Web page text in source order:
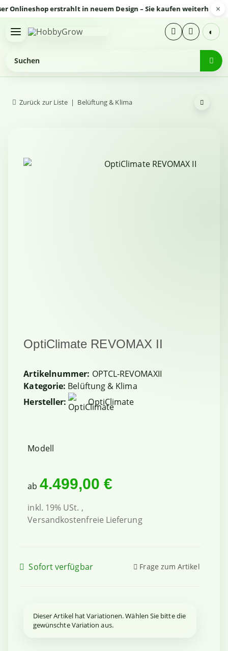
erstrahlt in neuem Design – Sie kaufen weiterhin ×
◐
Zurück zur Liste Belüftung & Klima
OptiClimate REVOMAX II
Artikelnummer: OPTCL-REVOMAXII
Kategorie: Belüftung & Klima
Hersteller:
OptiClimate
Modell
ab 4.499,00 €
inkl. 19% USt. ,
Versandkostenfreie Lieferung
Sofort verfügbar Frage zum Artikel
x
Dieser Artikel hat Variationen. Wählen Sie bitte die
gewünschte Variation aus.